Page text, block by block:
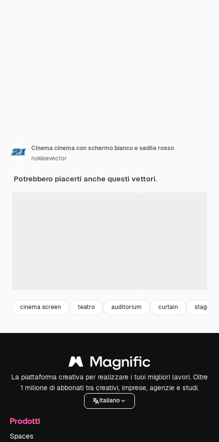
Cinema cinema con schermo bianco e sedile rosso
nokkievector
Potrebbero piacerti anche questi vettori.
cinema screen teatro auditorium curtain stage
La piattaforma creativa per realizzare i tuoi migliori lavori. Oltre
1 milione di abbonati tra creativi, imprese, agenzie e studi.
Italiano
Prodotti
Spaces